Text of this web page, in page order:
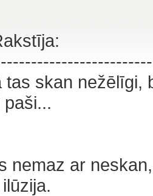
tas skan nežēlīgi,
nemaz ar